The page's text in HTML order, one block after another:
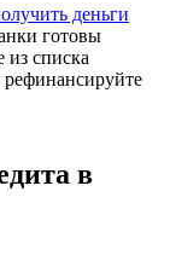
деньги
готовы
из списка
в